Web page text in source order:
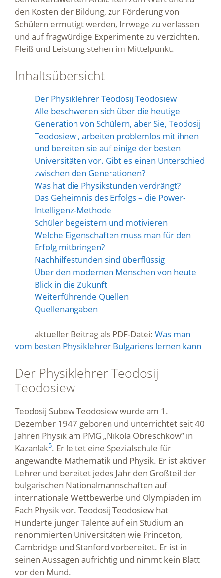
den Kosten der Bildung, zur Förderung von
Schülern ermutigt werden, Irrwege zu verlassen
und auf fragwürdige Experimente zu verzichten.
Fleiß und Leistung stehen im Mittelpunkt.
Inhaltsübersicht
Der Physiklehrer Teodosij Teodosiew
Alle beschweren sich über die heutige
Generation von Schülern, aber Sie, Teodosij
Teodosiew , arbeiten problemlos mit ihnen
und bereiten sie auf einige der besten
Universitäten vor. Gibt es einen Unterschied
zwischen den Generationen?
Was hat die Physikstunden verdrängt?
Das Geheimnis des Erfolgs – die Power-
Intelligenz-Methode
Schüler begeistern und motivieren
Welche Eigenschaften muss man für den
Erfolg mitbringen?
Nachhilfestunden sind überflüssig
Über den modernen Menschen von heute
Blick in die Zukunft
Weiterführende Quellen
Quellenangaben
aktueller Beitrag als PDF-Datei: Was man
vom besten Physiklehrer Bulgariens lernen kann
Der Physiklehrer Teodosij
Teodosiew
Teodosij Subew Teodosiew wurde am 1.
Dezember 1947 geboren und unterrichtet seit 40
Jahren Physik am PMG „Nikola Obreschkow” in
Kazanlak5. Er leitet eine Spezialschule für
angewandte Mathematik und Physik. Er ist aktiver
Lehrer und bereitet jedes Jahr den Großteil der
bulgarischen Nationalmannschaften auf
internationale Wettbewerbe und Olympiaden im
Fach Physik vor. Teodosij Teodosiew hat
Hunderte junger Talente auf ein Studium an
renommierten Universitäten wie Princeton,
Cambridge und Stanford vorbereitet. Er ist in
seinen Aussagen aufrichtig und nimmt kein Blatt
vor den Mund.